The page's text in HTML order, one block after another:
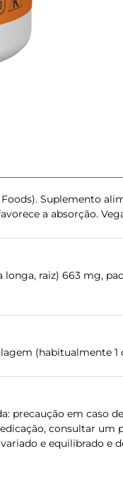
Suplemento
a absorção.
raiz) 663 mg,
(habitualmente 1
precaução em caso
consultar
e equilibrado e